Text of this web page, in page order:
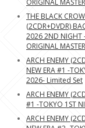
ORIGINAL
THE BLACK
(2CDR+DVDR)
2026 2ND NIGHT
ORIGINAL
ARCH ENEMY
NEW ERA #1 -
2026- Limited Set
ARCH ENEMY
#1 -TOKYO 1ST
ARCH ENEMY